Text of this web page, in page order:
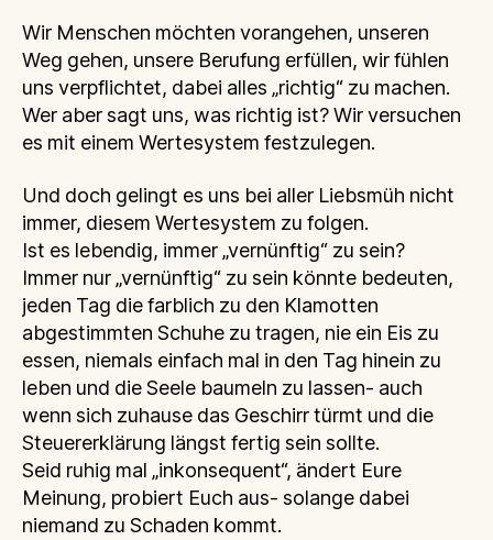
Wir Menschen möchten vorangehen, unseren
Weg gehen, unsere Berufung erfüllen, wir fühlen
uns verpflichtet, dabei alles „richtig“ zu machen.
Wer aber sagt uns, was richtig ist? Wir versuchen
es mit einem Wertesystem festzulegen.
Und doch gelingt es uns bei aller Liebsmüh nicht
immer, diesem Wertesystem zu folgen.
Ist es lebendig, immer „vernünftig“ zu sein?
Immer nur „vernünftig“ zu sein könnte bedeuten,
jeden Tag die farblich zu den Klamotten
abgestimmten Schuhe zu tragen, nie ein Eis zu
essen, niemals einfach mal in den Tag hinein zu
leben und die Seele baumeln zu lassen- auch
wenn sich zuhause das Geschirr türmt und die
Steuererklärung längst fertig sein sollte.
Seid ruhig mal „inkonsequent“, ändert Eure
Meinung, probiert Euch aus- solange dabei
niemand zu Schaden kommt.